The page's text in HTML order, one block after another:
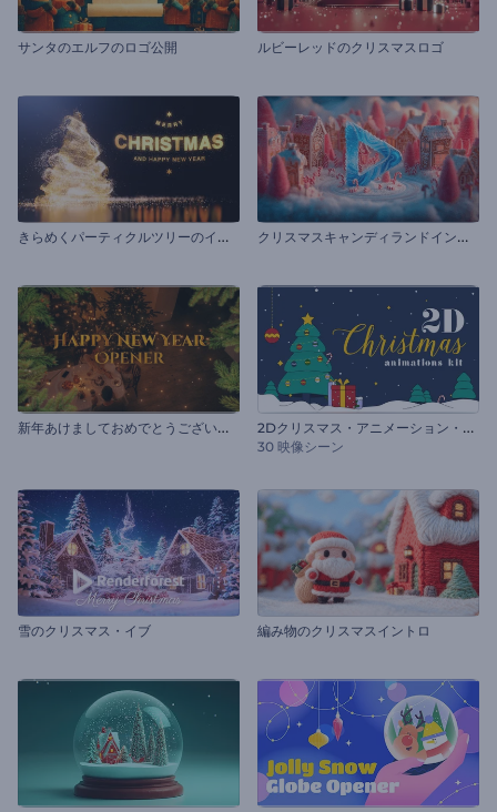
サンタのエルフのロゴ公開 ルビーレッドのクリスマスロゴ
き
らめくパーティクルツリーのイントロ動画 ク
リスマスキャンディランドイントロ
新
年あけましておめでとうございます 2
Dクリスマス・アニメーション・キット
30 映像シーン
雪のクリスマス・イブ 編み物のクリスマスイントロ